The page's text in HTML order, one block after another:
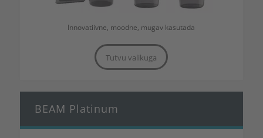
Innovatiivne, moodne, mugav kasutada
Tutvu valikuga
BEAM Platinum